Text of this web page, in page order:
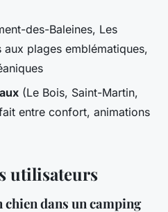
des-Baleines, Les
aux plages emblématiques,
(Le Bois, Saint-Martin,
entre confort, animations
utilisateurs
dans un camping